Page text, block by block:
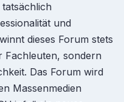
und
dieses Forum stets
sondern
Das Forum wird
Massenmedien